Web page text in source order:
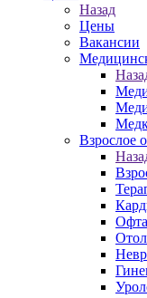
Назад
Цены
Вакансии
Взрослое